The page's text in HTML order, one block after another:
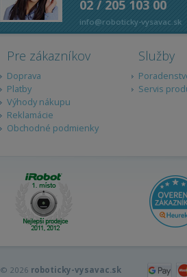
02 / 205 103 00
info@roboticky-vysavac.sk
Pre zákazníkov
Doprava
Platby
Výhody nákupu
Reklamácie
Obchodné podmienky
Služby
Servis
© 2026 roboticky-vysavac.sk